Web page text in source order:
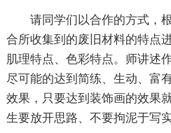
请同学们以合作的方式，
合所收集到的废旧材料的特点
肌理特点、色彩特点。师讲述
尽可能的达到简练、生动、富
效果，只要达到装饰画的效果
生要放开思路、不要拘泥于写